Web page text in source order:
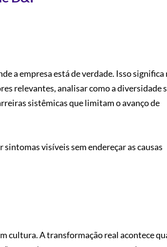
a empresa está de verdade. Isso significa
relevantes, analisar como a diversidade
sistêmicas que limitam o avanço de
visíveis sem endereçar as causas
cultura. A transformação real acontece